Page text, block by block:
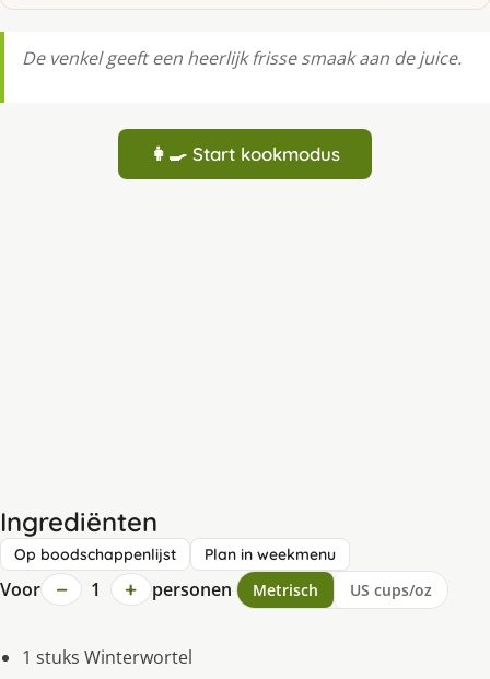
De venkel geeft een heerlijk frisse smaak aan de juice.
👩‍🍳 Start kookmodus
Ingrediënten
Op boodschappenlijst Plan in weekmenu
Voor − 1 + personen Metrisch US cups/oz
1 stuks Winterwortel